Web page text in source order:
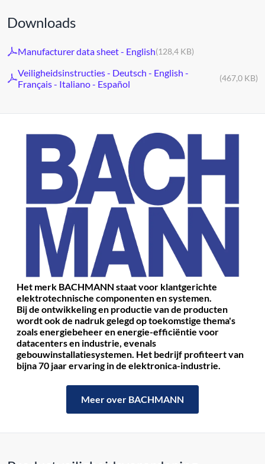
Downloads
Manufacturer data sheet - English(128,4 KB)
Veiligheidsinstructies - Deutsch - English -
Français - Italiano - Español
(467,0 KB)
Het merk BACHMANN staat voor klantgerichte
elektrotechnische componenten en systemen.
Bij de ontwikkeling en productie van de producten
wordt ook de nadruk gelegd op toekomstige thema's
zoals energiebeheer en energie-efficiëntie voor
datacenters en industrie, evenals
gebouwinstallatiesystemen. Het bedrijf profiteert van
bijna 70 jaar ervaring in de elektronica-industrie.
Meer over BACHMANN